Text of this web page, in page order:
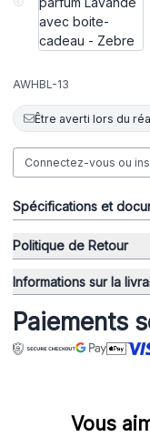
AWHBL-13
Être averti lors du
Connectez-vous ou
Spécifications et
Politique de Retour
Informations sur la
Paiements
Vous